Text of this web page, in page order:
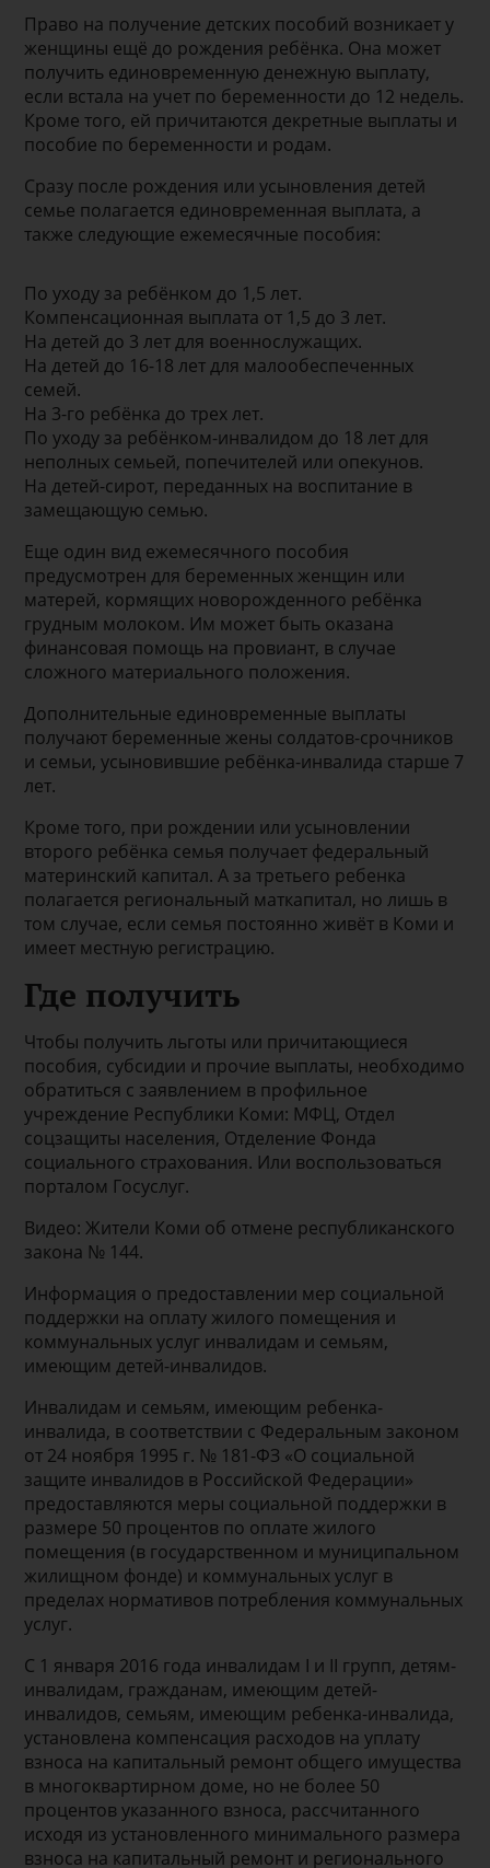
Право на получение детских пособий возникает у
женщины ещё до рождения ребёнка. Она может
получить единовременную денежную выплату,
если встала на учет по беременности до 12 недель.
Кроме того, ей причитаются декретные выплаты и
пособие по беременности и родам.
Сразу после рождения или усыновления детей
семье полагается единовременная выплата, а
также следующие ежемесячные пособия:
По уходу за ребёнком до 1,5 лет.
Компенсационная выплата от 1,5 до 3 лет.
На детей до 3 лет для военнослужащих.
На детей до 16-18 лет для малообеспеченных
семей.
На 3-го ребёнка до трех лет.
По уходу за ребёнком-инвалидом до 18 лет для
неполных семьей, попечителей или опекунов.
На детей-сирот, переданных на воспитание в
замещающую семью.
Еще один вид ежемесячного пособия
предусмотрен для беременных женщин или
матерей, кормящих новорожденного ребёнка
грудным молоком. Им может быть оказана
финансовая помощь на провиант, в случае
сложного материального положения.
Дополнительные единовременные выплаты
получают беременные жены солдатов-срочников
и семьи, усыновившие ребёнка-инвалида старше 7
лет.
Кроме того, при рождении или усыновлении
второго ребёнка семья получает федеральный
материнский капитал. А за третьего ребенка
полагается региональный маткапитал, но лишь в
том случае, если семья постоянно живёт в Коми и
имеет местную регистрацию.
Где получить
Чтобы получить льготы или причитающиеся
пособия, субсидии и прочие выплаты, необходимо
обратиться с заявлением в профильное
учреждение Республики Коми: МФЦ, Отдел
соцзащиты населения, Отделение Фонда
социального страхования. Или воспользоваться
порталом Госуслуг.
Видео: Жители Коми об отмене республиканского
закона № 144.
Информация о предоставлении мер социальной
поддержки на оплату жилого помещения и
коммунальных услуг инвалидам и семьям,
имеющим детей-инвалидов.
Инвалидам и семьям, имеющим ребенка-
инвалида, в соответствии с Федеральным законом
от 24 ноября 1995 г. № 181-ФЗ «О социальной
защите инвалидов в Российской Федерации»
предоставляются меры социальной поддержки в
размере 50 процентов по оплате жилого
помещения (в государственном и муниципальном
жилищном фонде) и коммунальных услуг в
пределах нормативов потребления коммунальных
услуг.
С 1 января 2016 года инвалидам I и II групп, детям-
инвалидам, гражданам, имеющим детей-
инвалидов, семьям, имеющим ребенка-инвалида,
установлена компенсация расходов на уплату
взноса на капитальный ремонт общего имущества
в многоквартирном доме, но не более 50
процентов указанного взноса, рассчитанного
исходя из установленного минимального размера
взноса на капитальный ремонт и регионального